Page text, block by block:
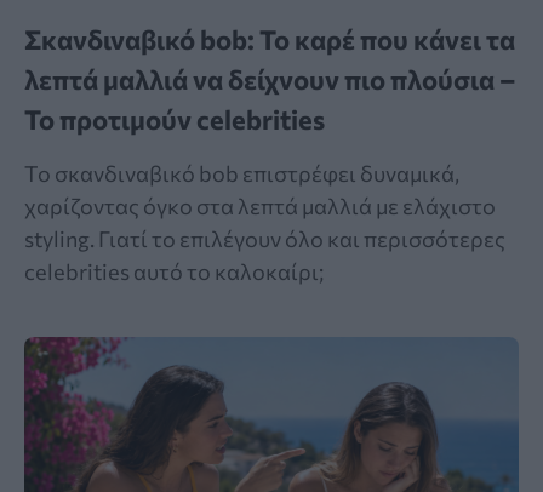
Σκανδιναβικό bob: Το καρέ που κάνει τα
λεπτά μαλλιά να δείχνουν πιο πλούσια –
Το προτιμούν celebrities
Το σκανδιναβικό bob επιστρέφει δυναμικά,
χαρίζοντας όγκο στα λεπτά μαλλιά με ελάχιστο
styling. Γιατί το επιλέγουν όλο και περισσότερες
celebrities αυτό το καλοκαίρι;